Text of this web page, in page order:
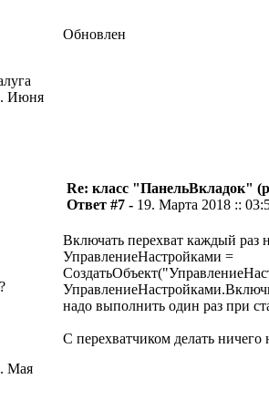
Июня
Обновлен
Мая
Re: класс "ПанельВкладок"
Ответ #7 - 19. Марта 2018 ::
Включать перехват каждый раз
УправлениеНастройками =
надо выполнить один раз при
С перехватчиком делать